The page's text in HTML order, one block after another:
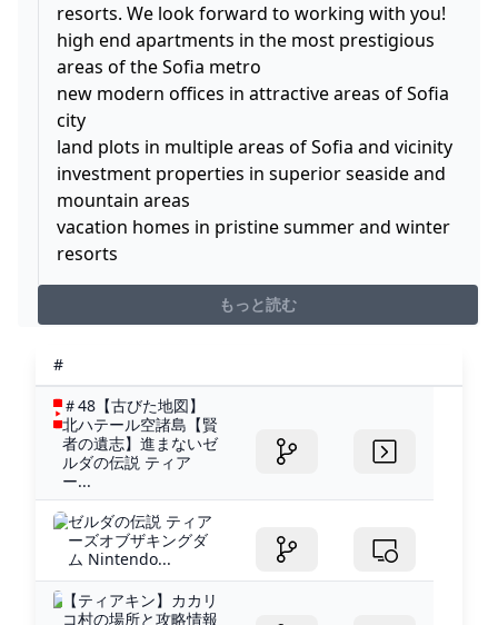
resorts. We look forward to working with you!
high end apartments in the most prestigious
areas of the Sofia metro
new modern offices in attractive areas of Sofia
city
land plots in multiple areas of Sofia and vicinity
investment properties in superior seaside and
mountain areas
vacation homes in pristine summer and winter
resorts
もっと読む
#
＃48【古びた地図】
北ハテール空諸島【賢
者の遺志】進まないゼ
ルダの伝説 ティア
ー...
ゼルダの伝説 ティア
ーズオブザキングダ
ム Nintendo...
【ティアキン】カカリ
コ村の場所と攻略情報